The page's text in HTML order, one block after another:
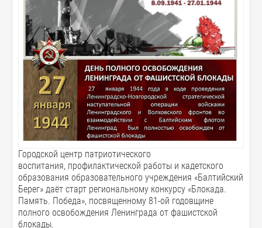
Городской центр патриотического
воспитания, профилактической работы и кадетского
образования образовательного учреждения «Балтийский
Берег» даёт старт региональному конкурсу «Блокада.
Память. Победа», посвященному 81-ой годовщине
полного освобождения Ленинграда от фашистской
блокады.